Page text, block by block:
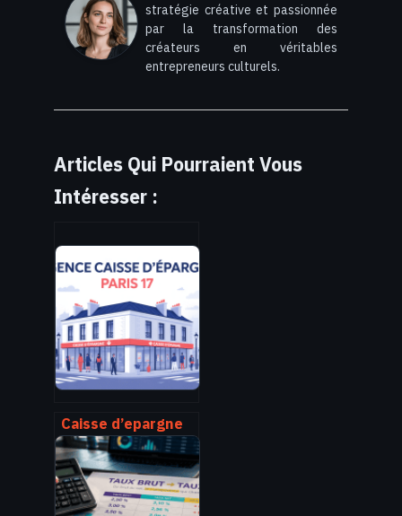
stratégie créative et passionnée
par la transformation des
créateurs en véritables
entrepreneurs culturels.
Articles Qui Pourraient Vous
Intéresser :
Caisse d’epargne
paris 17 : agences,
horaires, services
et contacts